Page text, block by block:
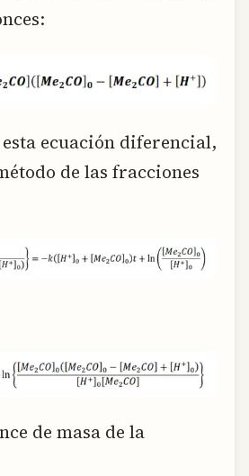
ecuación diferencial,
de las fracciones
de masa de la